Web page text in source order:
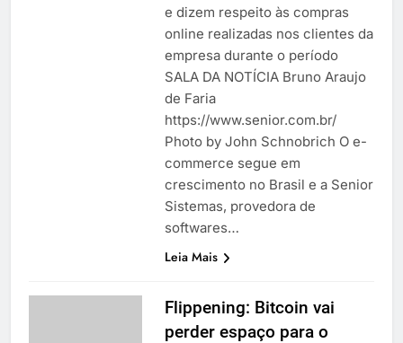
e dizem respeito às compras
online realizadas nos clientes da
empresa durante o período
SALA DA NOTÍCIA Bruno Araujo
de Faria
https://www.senior.com.br/
Photo by John Schnobrich O e-
commerce segue em
crescimento no Brasil e a Senior
Sistemas, provedora de
softwares…
Leia Mais
Flippening: Bitcoin vai
perder espaço para o